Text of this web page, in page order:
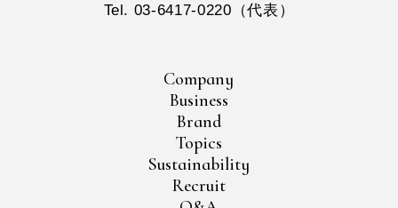
Tel. 03-6417-0220（代表）
Company
Business
Brand
Topics
Sustainability
Recruit